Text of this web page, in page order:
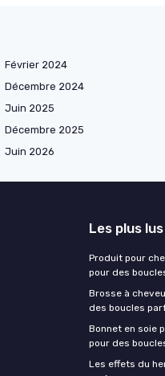
Février 2024
Décembre 2024
Juin 2025
Décembre 2025
Juin 2026
Les plus lus
Produit pour
pour des
Brosse à
des boucles
Bonnet en soie
pour des
Les effets du